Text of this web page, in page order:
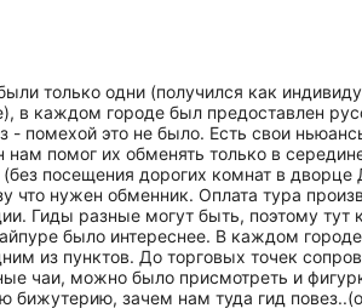
только одни (получился как
в каждом городе был предоставлен
- помехой это не было. Есть свои
помог их обменять только в
посещения дорогих комнат в
нужен обменник. Оплата тура
Гиды разные могут быть, поэтому тут
было интереснее. В каждом
из пунктов. До торговых точек
чаи, можно было присмотреть и
бижутерию, зачем нам туда гид